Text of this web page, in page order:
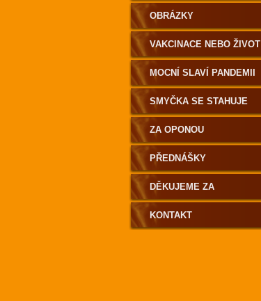
OBRÁZKY
VAKCINACE NEBO ŽIVOT
MOCNÍ SLAVÍ PANDEMII
SMYČKA SE STAHUJE
ZA OPONOU
PŘEDNÁŠKY
DĚKUJEME ZA
PODPORU
KONTAKT